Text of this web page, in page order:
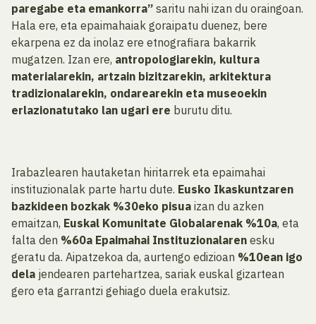
paregabe eta emankorra” saritu nahi izan du oraingoan.
Hala ere, eta epaimahaiak goraipatu duenez, bere
ekarpena ez da inolaz ere etnografiara bakarrik
mugatzen. Izan ere, antropologiarekin, kultura
materialarekin, artzain bizitzarekin, arkitektura
tradizionalarekin, ondarearekin eta museoekin
erlazionatutako lan ugari ere burutu ditu.
Irabazlearen hautaketan hiritarrek eta epaimahai
instituzionalak parte hartu dute. Eusko Ikaskuntzaren
bazkideen bozkak %30eko pisua izan du azken
emaitzan, Euskal Komunitate Globalarenak %10a, eta
falta den %60a Epaimahai Instituzionalaren esku
geratu da. Aipatzekoa da, aurtengo edizioan %10ean igo
dela jendearen partehartzea, sariak euskal gizartean
gero eta garrantzi gehiago duela erakutsiz.